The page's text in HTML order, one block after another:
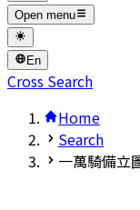
Open menu
En
Cross Search
Home
Search
一萬騎備立